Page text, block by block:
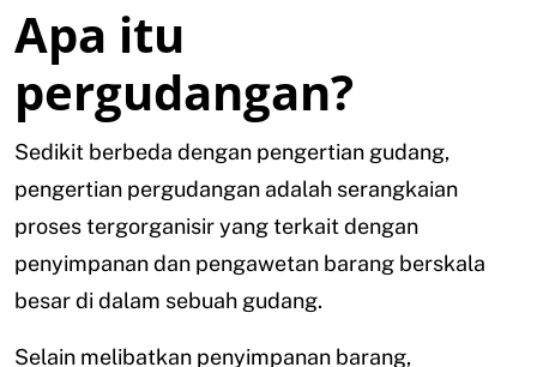
Apa itu
pergudangan?
Sedikit berbeda dengan pengertian gudang,
pengertian pergudangan adalah serangkaian
proses tergorganisir yang terkait dengan
penyimpanan dan pengawetan barang berskala
besar di dalam sebuah gudang.
Selain melibatkan penyimpanan barang,